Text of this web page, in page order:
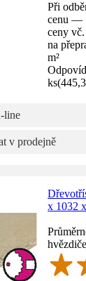
Při
cenu —
ceny
na
m²
ks(
line
v prodejně
x 1032